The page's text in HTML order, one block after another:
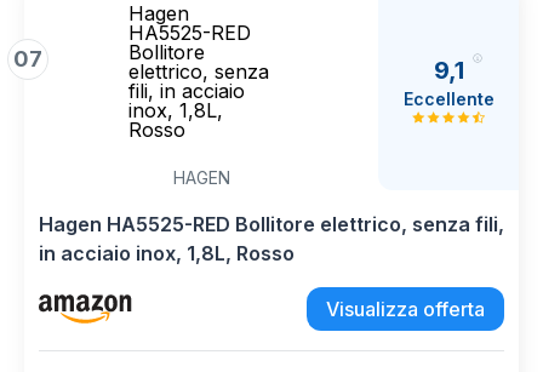
07
Hagen
HA5525-RED
Bollitore
elettrico, senza
fili, in acciaio
inox, 1,8L,
Rosso
HAGEN
9,1
Eccellente
Hagen HA5525-RED Bollitore elettrico, senza fili,
in acciaio inox, 1,8L, Rosso
Visualizza offerta